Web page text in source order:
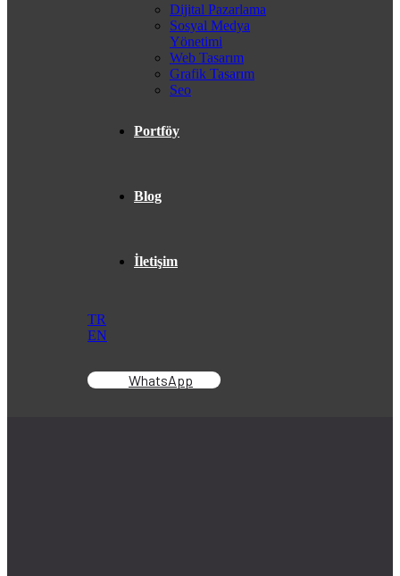
Dijital Pazarlama
Sosyal Medya
Yönetimi
Web Tasarım
Grafik Tasarım
Seo
Portföy
Blog
İletişim
TR
EN
WhatsApp